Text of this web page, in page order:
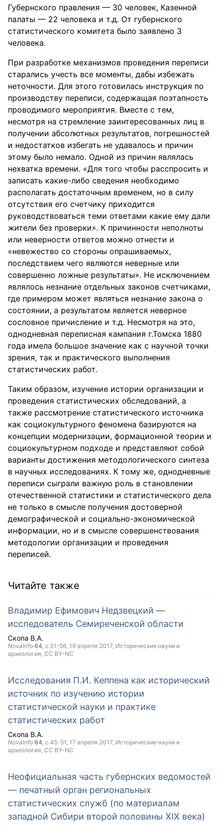
Губернского правления — 30 человек, Казенной
палаты — 22 человека и т.д. От губернского
статистического комитета было заявлено 3
человека.
При разработке механизмов проведения переписи
старались учесть все моменты, дабы избежать
неточности. Для этого готовилась инструкция по
производству переписи, содержащая поэтапность
проводимого мероприятия. Вместе с тем,
несмотря на стремление заинтересованных лиц в
получении абсолютных результатов, погрешностей
и недостатков избегать не удавалось и причин
этому было немало. Одной из причин являлась
нехватка времени. «Для того чтобы расспросить и
записать какие-либо сведения необходимо
располагать достаточным временем, но в силу
отсутствия его счетчику приходится
руководствоваться теми ответами какие ему дали
жители без проверки». К причинности неполноты
или неверности ответов можно отнести и
«невежество со стороны опрашиваемых,
последствием чего являются неверные или
совершенно ложные результаты». Не исключением
являлось незнание отдельных законов счетчиками,
где примером может являться незнание закона о
состоянии, а результатом является неверное
сословное причисление и т.д. Несмотря на это,
однодневная переписная кампания г.Томска 1880
года имела большое значение как с научной точки
зрения, так и практического выполнения
статистических работ.
Таким образом, изучение истории организации и
проведения статистических обследований, а
также рассмотрение статистического источника
как социокультурного феномена базируются на
концепции модернизации, формационной теории и
социокультурном подходе и представляют собой
варианты достижения методологического синтеза
в научных исследованиях. К тому же, однодневные
переписи сыграли важную роль в становлении
отечественной статистики и статистического дела
не только в смысле получения достоверной
демографической и социально-экономической
информации, но и в смысле совершенствования
методологии организации и проведения
переписей.
Читайте также
Владимир Ефимович Недзвецкий —
исследователь Семиреченской области
Скопа В.А.
NovaInfo 64, с.51-56, 19 апреля 2017, Исторические науки и
археология, CC BY-NC
Исследования П.И. Кеппена как исторический
источник по изучению истории
статистической науки и практике
статистических работ
Скопа В.А.
NovaInfo 64, с.45-51, 17 апреля 2017, Исторические науки и
археология, CC BY-NC
Неофициальная часть губернских ведомостей
— печатный орган региональных
статистических служб (по материалам
западной Сибири второй половины XIX века)